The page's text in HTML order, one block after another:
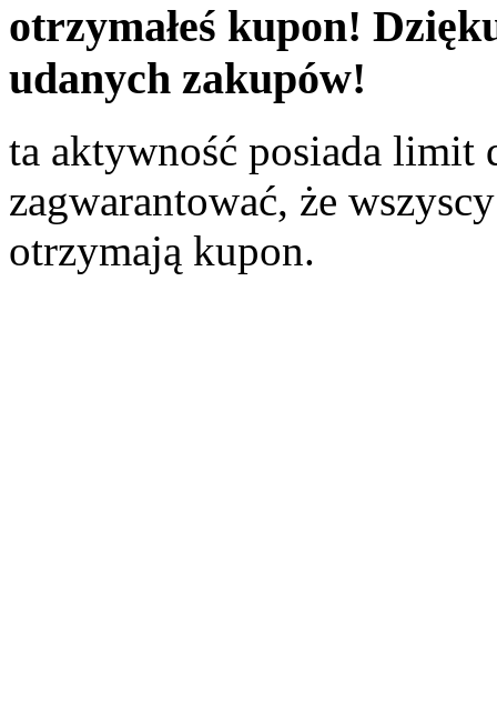
otrzymałeś kupon!
udanych zakupów!
ta aktywność posiada
zagwarantować, że
otrzymają kupon.